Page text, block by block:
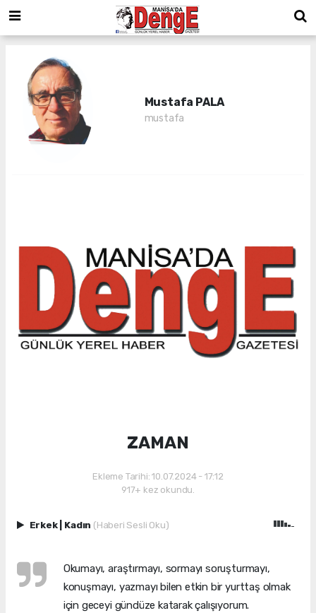
Mustafa PALA
mustafa
ZAMAN
Ekleme Tarihi: 10.07.2024 - 17:12
917+ kez okundu.
Erkek Kadın (Haberi Sesli Oku)
Okumayı, araştırmayı, sormayı soruşturmayı,
konuşmayı, yazmayı bilen etkin bir yurttaş olmak
için geceyi gündüze katarak çalışıyorum.